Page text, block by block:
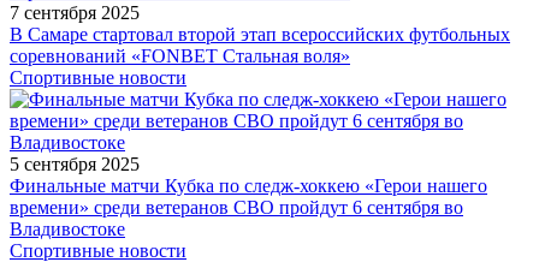
7 сентября 2025
В Самаре стартовал второй этап всероссийских футбольных
соревнований «FONBET Стальная воля»
Спортивные новости
5 сентября 2025
Финальные матчи Кубка по следж-хоккею «Герои нашего
времени» среди ветеранов СВО пройдут 6 сентября во
Владивостоке
Спортивные новости